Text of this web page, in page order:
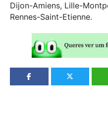
Dijon-Amiens, Lille-
Rennes-Saint-Etienne.